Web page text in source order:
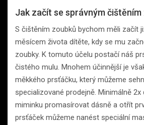
Jak začít se správným čištěním
S čištěním zoubků bychom měli začít
měsícem života dítěte, kdy se mu
zoubky. K tomuto účelu postačí náš
čistého mulu. Mnohem účinnější je
měkkého prsťáčku, který můžeme
specializované prodejně. Minimálně 2x
miminku promasírovat dásně a otřít
prsťáček můžeme nanést speciální